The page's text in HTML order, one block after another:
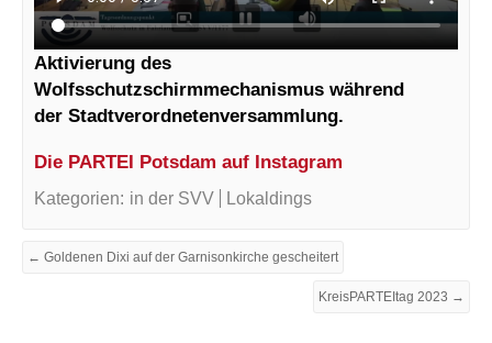
Aktivierung des
Wolfsschutzschirmmechanismus während
der Stadtverordnetenversammlung.
Die PARTEI Potsdam auf Instagram
Kategorien: in der SVV Lokaldings
← Goldenen Dixi auf der Garnisonkirche gescheitert
KreisPARTEItag 2023 →